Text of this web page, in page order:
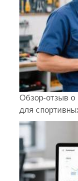
Обзор-отзыв о
для